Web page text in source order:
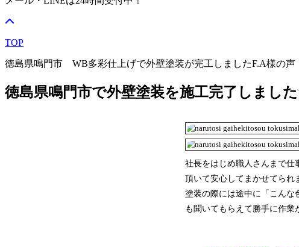
TOP
徳島県鳴門市 WB多彩仕上げで外壁塗装が完工しましたF.A様の声
徳島県鳴門市で外壁塗装を施工完了しま
社長をはじめ職人さんまで
頂いて安心してまかせてられ
塗装の際には途中に「こんな
も聞いてもらえて勝手に作業